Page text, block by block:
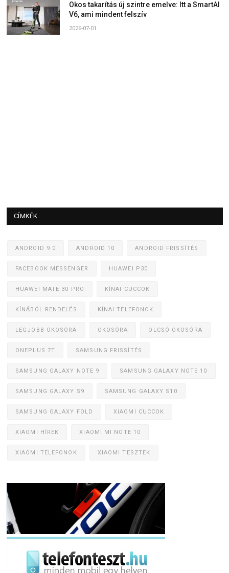
Okos takarítás új szintre emelve: Itt a SmartAI
V6, ami mindent felszív
2026-07-01
CÍMKÉK
ANDROID 9.0 ANDROID 10 ANDROID FRISSÍTÉS
FACEBOOK MESSENGER HUAWEI P30
HUAWEI MATE 30 PRO KÍNAI CUCCOK
KÍNÁBÓL RENDELÉS KÍNAI TELEFONOK
LEGJOBB OKOSÓRA OKOSÓRA OLCSÓ OKOSÓRA
ONEPLUS 7T SAMSUNG FRISSÍTÉS
SAMSUNG GALAXY NOTE 9 SAMSUNG GALAXY NOTE 10
SAMSUNG GALAXY S9 SAMSUNG GALAXY S10
SAMSUNG GALAXY FOLD XIAOMI CUCCOK
XIAOMI HÍREK XIAOMI MI NOTE 10
XIAOMI TELEFONOK XIAOMI TESZTEK